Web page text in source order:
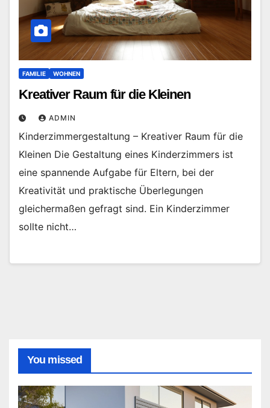
FAMILIE WOHNEN
Kreativer Raum für die Kleinen
ADMIN
Kinderzimmergestaltung – Kreativer Raum für die
Kleinen Die Gestaltung eines Kinderzimmers ist
eine spannende Aufgabe für Eltern, bei der
Kreativität und praktische Überlegungen
gleichermaßen gefragt sind. Ein Kinderzimmer
sollte nicht…
You missed